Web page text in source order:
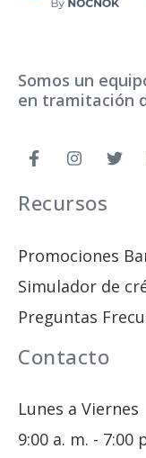
Somos un
en tramitación
Recursos
Promociones
Simulador de
Preguntas
Contacto
Lunes a Viernes
9:00 a. m. - 7:00